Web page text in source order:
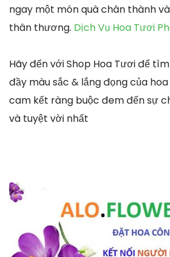
ngay một món quà chân thành
thân thương. Dịch Vụ Hoa Tươi
Hãy đến với Shop Hoa Tươi để
đầy màu sắc & lắng đọng của
cam kết ràng buộc đem đến sự
và tuyệt vời nhất